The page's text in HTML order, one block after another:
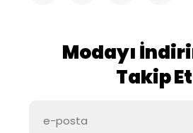
Modayı
Takip